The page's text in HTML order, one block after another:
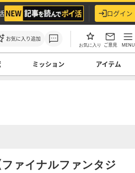
ログイン
お気に入り追加
お気に入り ご意見 MENU
ミッション アイテム
ァイナルファンタジ